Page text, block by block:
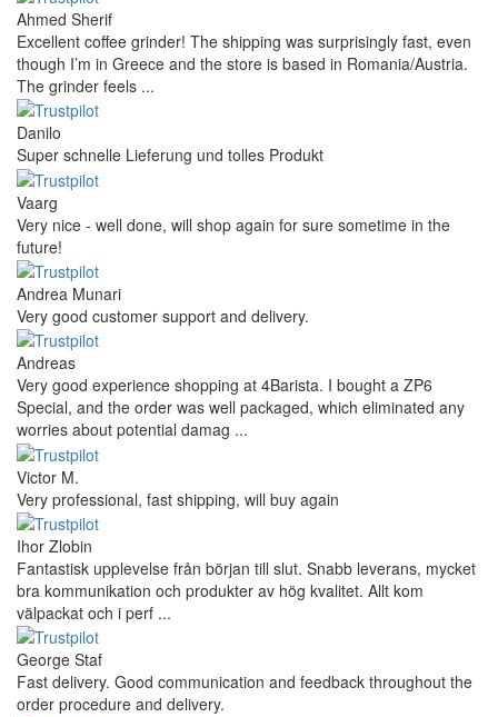
Ahmed Sherif
Excellent coffee grinder! The shipping was surprisingly fast, even
though I’m in Greece and the store is based in Romania/Austria.
The grinder feels ...
Danilo
Super schnelle Lieferung und tolles Produkt
Vaarg
Very nice - well done, will shop again for sure sometime in the
future!
Andrea Munari
Very good customer support and delivery.
Andreas
Very good experience shopping at 4Barista. I bought a ZP6
Special, and the order was well packaged, which eliminated any
worries about potential damag ...
Victor M.
Very professional, fast shipping, will buy again
Ihor Zlobin
Fantastisk upplevelse från början till slut. Snabb leverans, mycket
bra kommunikation och produkter av hög kvalitet. Allt kom
välpackat och i perf ...
George Staf
Fast delivery. Good communication and feedback throughout the
order procedure and delivery.